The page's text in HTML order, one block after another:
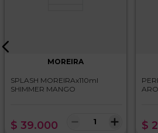
Escribe un
MOREIRA
SPLASH MOREIRAx110ml
SHIMMER MANGO
$ 39.000 ＋
－ $